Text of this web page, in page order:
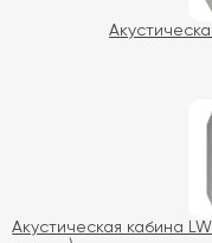
Акустическая кабина